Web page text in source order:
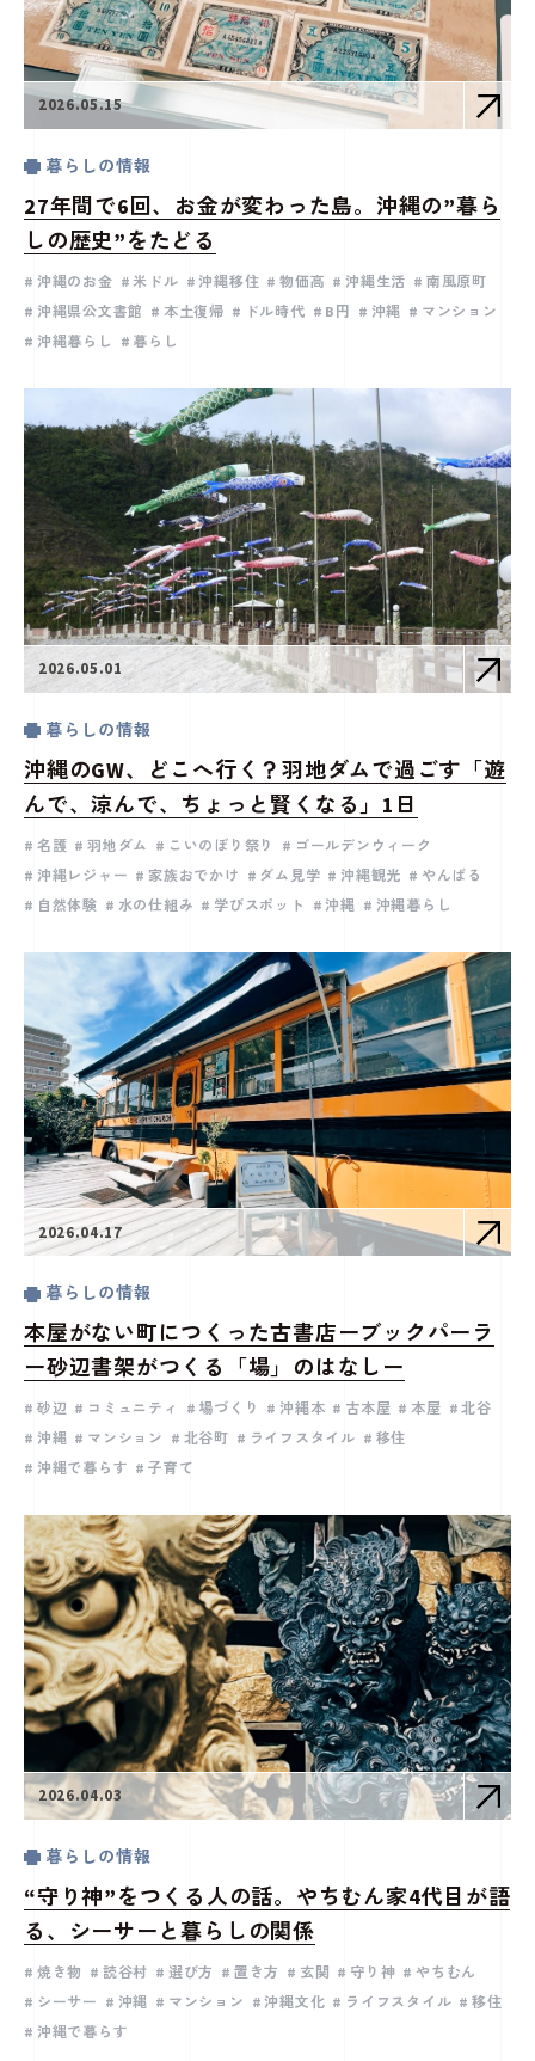
2026.05.15
暮らしの情報
27年間で6回、お金が変わった島。沖縄の”暮ら
しの歴史”をたどる
沖縄のお金 米ドル 沖縄移住 物価高 沖縄生活
南風原町
沖縄県公文書館
本土復帰 ドル時代 B円 沖縄
マンション
沖縄暮らし
暮らし
2026.05.01
暮らしの情報
沖縄のGW、どこへ行く？羽地ダムで過ごす「遊
んで、涼んで、ちょっと賢くなる」1日
名護 羽地ダム こいのぼり祭り
ゴールデンウィーク
沖縄レジャー
家族おでかけ ダム見学 沖縄観光
やんばる
自然体験
水の仕組み 学びスポット 沖縄 沖縄暮らし
2026.04.17
暮らしの情報
本屋がない町につくった古書店ーブックパーラ
ー砂辺書架がつくる「場」のはなしー
砂辺 コミュニティ 場づくり 沖縄本 古本屋 本屋
北谷
沖縄
マンション 北谷町 ライフスタイル
移住
沖縄で暮らす
子育て
2026.04.03
暮らしの情報
“守り神”をつくる人の話。やちむん家4代目が語
る、シーサーと暮らしの関係
焼き物 読谷村 選び方 置き方 玄関 守り神
やちむん
シーサー
沖縄 マンション 沖縄文化 ライフスタイル
移住
沖縄で暮らす